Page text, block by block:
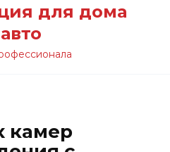
для дома
камер